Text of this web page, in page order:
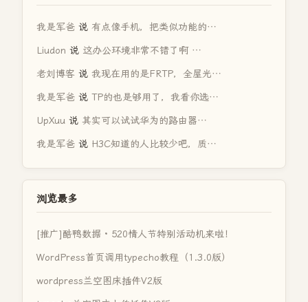
我是军爸 说 有点像手机，把类似功能的…
Liudon 说 这办公环境非常不错了啊 …
老刘博客 说 我现在用的是FRTP，全屋光…
我是军爸 说 TP的也是够用了，我看你选…
UpXuu 说 其实可以试试华为的路由器…
我是军爸 说 H3C知道的人比较少吧，质…
浏览最多
[推广]酷鸭数据 · 520情人节特别活动机来啦！
WordPress首页调用typecho教程（1.3.0版）
wordpress兰空图床插件V2版